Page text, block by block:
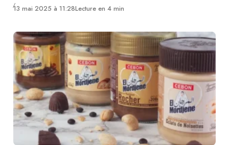
13 mai 2025 à 11:28Lecture en 4 min